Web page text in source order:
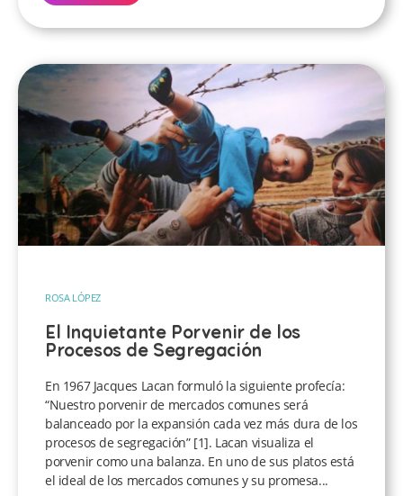
ROSA LÓPEZ
El Inquietante Porvenir de los
Procesos de Segregación
En 1967 Jacques Lacan formuló la siguiente profecía:
“Nuestro porvenir de mercados comunes será
balanceado por la expansión cada vez más dura de los
procesos de segregación” [1]. Lacan visualiza el
porvenir como una balanza. En uno de sus platos está
el ideal de los mercados comunes y su promesa...